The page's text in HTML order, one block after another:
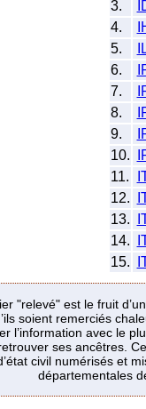
3.
4.
5.
6.
7.
8.
9.
10.
11.
12.
13.
14.
15.
"relevé" est le fruit
soient remerciés
l’information avec le
ses ancêtres.
civil numérisés et
départementales